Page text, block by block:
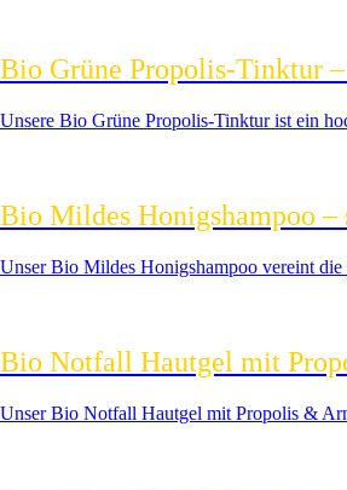
Bio Grüne Propolis‑Tinktur
Unsere Bio Grüne Propolis‑Tinktur ist ein
Bio Mildes Honigshampoo
Unser Bio Mildes Honigshampoo vereint
Bio Notfall Hautgel mit
Unser Bio Notfall Hautgel mit Propolis &